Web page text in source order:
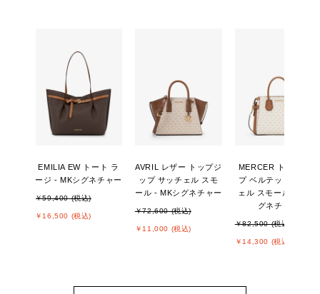
EMILIA EW トート ラ
ージ - MKシグネチャー
￥59,400 (税込)
￥16,500 (税込)
AVRIL レザー トップジ
ップ サッチェル スモ
ール - MKシグネチャー
￥72,600 (税込)
￥11,000 (税込)
MERCER トップジッ
プ ベルテッド サッチ
ェル スモール - MKシ
グネチャー
￥82,500 (税込)
￥14,300 (税込)